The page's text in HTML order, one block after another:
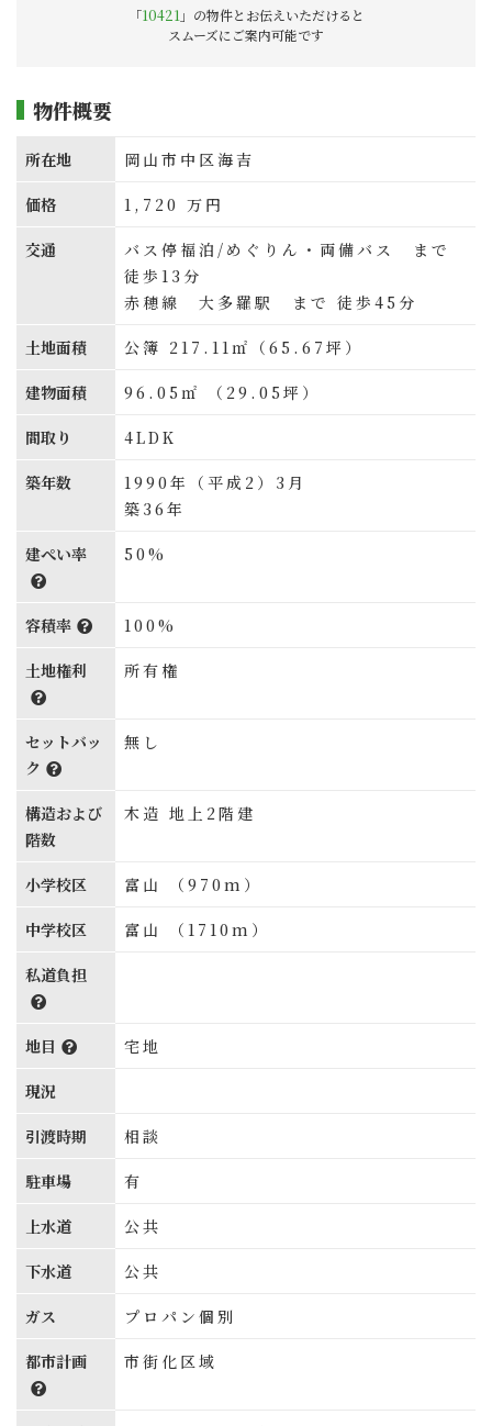
「10421 」の物件とお伝えいただけると
スムーズにご案内可能です
物件概要
所在地 岡山市中区海吉
価格 1,720 万円
交通
バス停福泊/めぐりん・両備バス まで
徒歩13分
赤穂線 大多羅駅 まで 徒歩45分
土地面積 公簿 217.11㎡（65.67坪）
建物面積 96.05㎡ （29.05坪）
間取り 4LDK
築年数
1990年（平成2）3月
築36年
建ぺい率 50%
容積率 100%
土地権利 所有権
セットバッ
ク
無し
構造および
階数
木造 地上2階建
小学校区 富山 （970m）
中学校区 富山 （1710m）
私道負担
地目 宅地
現況
引渡時期 相談
駐車場 有
上水道 公共
下水道 公共
ガス プロパン個別
都市計画 市街化区域